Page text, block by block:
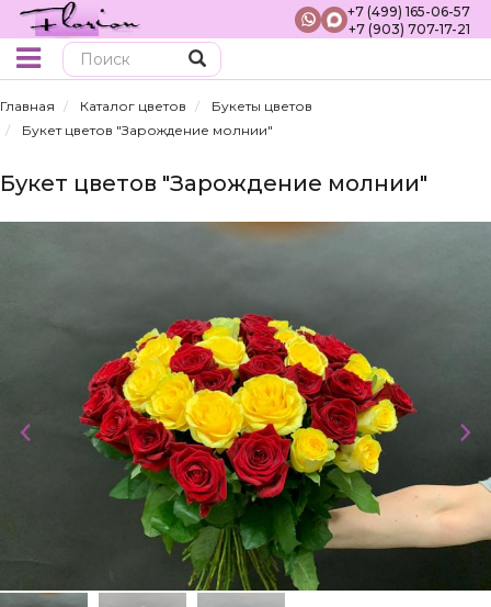
+7 (499) 165-06-57
+7 (903) 707-17-21
Главная Каталог цветов
Букеты цветов
Букет цветов "Зарождение молнии"
Букет цветов "Зарождение молнии"